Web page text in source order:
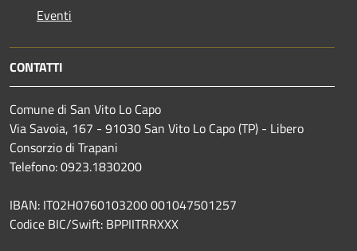
Eventi
CONTATTI
Comune di San Vito Lo Capo
Via Savoia, 167 - 91030 San Vito Lo Capo (TP) - Libero
Consorzio di Trapani
Telefono: 0923.1830200
IBAN: IT02H0760103200 001047501257
Codice BIC/Swift: BPPIITRRXXX